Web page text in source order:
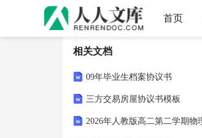
首页
相关文档
09年毕业生档案协议书
三方交易房屋协议书模板